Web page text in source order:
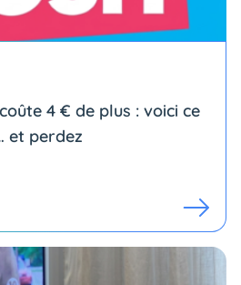
4 € de plus : voici ce
et perdez